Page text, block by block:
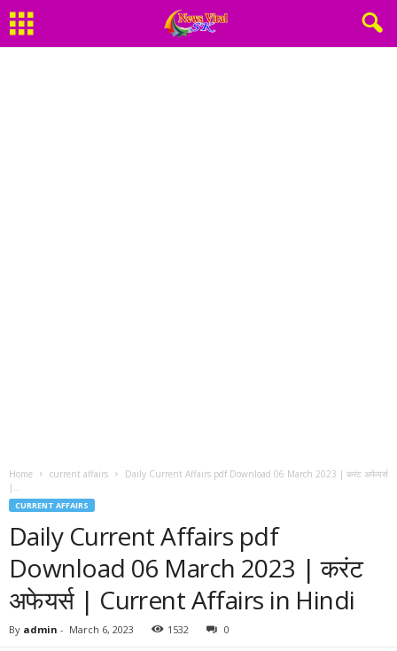
Home current affairs
Daily Current Affairs pdf Download 06 March 2023 | करंट अफेयर्स
|...
CURRENT AFFAIRS
Daily Current Affairs pdf
Download 06 March 2023 | करंट
अफेयर्स | Current Affairs in Hindi
By admin - March 6, 2023 1532 0